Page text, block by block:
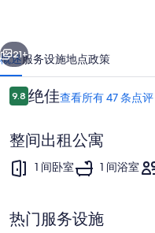
的
照
片
库
个 下一个
21+
概述服务设施地点政策
点
评
9.89.8/10
绝佳查看所有 47 条点评
整间出租公寓
1 间卧室 1 间浴室
热门服务设施